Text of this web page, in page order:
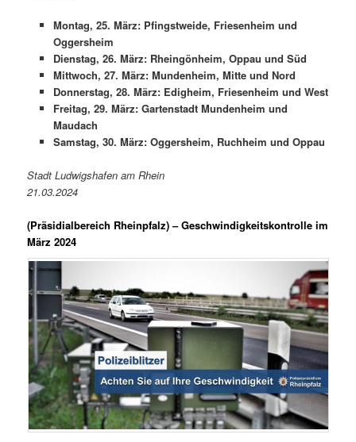
Montag, 25. März: Pfingstweide, Friesenheim und
Oggersheim
Dienstag, 26. März: Rheingönheim, Oppau und Süd
Mittwoch, 27. März: Mundenheim, Mitte und Nord
Donnerstag, 28. März: Edigheim, Friesenheim und West
Freitag, 29. März: Gartenstadt Mundenheim und
Maudach
Samstag, 30. März: Oggersheim, Ruchheim und Oppau
Stadt Ludwigshafen am Rhein
21.03.2024
(Präsidialbereich Rheinpfalz)– Geschwindigkeitskontrolle im
März 2024